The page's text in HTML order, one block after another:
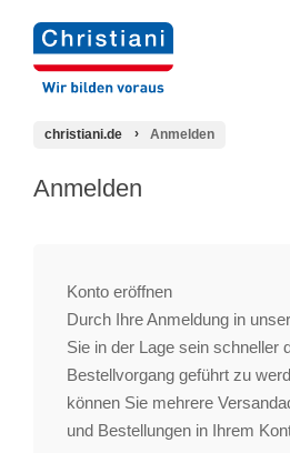
christiani.de Anmelden
Anmelden
Konto eröffnen
Durch Ihre Anmeldung in
Sie in der Lage sein schneller
Bestellvorgang geführt zu
können Sie mehrere
und Bestellungen in Ihrem